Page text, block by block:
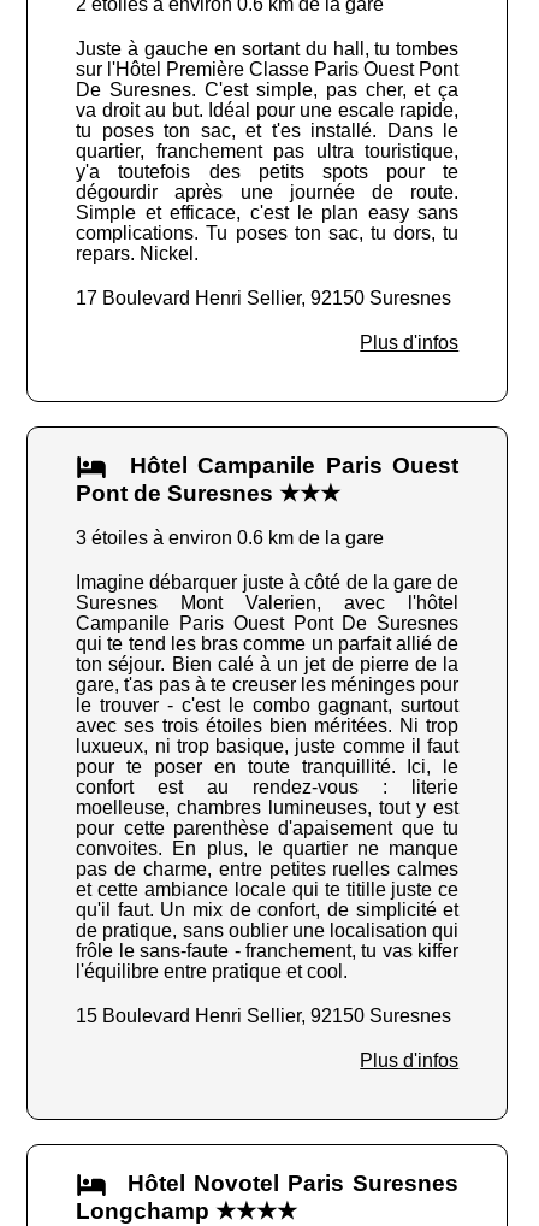
2 étoiles à environ 0.6 km de la gare
Juste à gauche en sortant du hall, tu tombes
sur l'Hôtel Première Classe Paris Ouest Pont
De Suresnes. C'est simple, pas cher, et ça
va droit au but. Idéal pour une escale rapide,
tu poses ton sac, et t'es installé. Dans le
quartier, franchement pas ultra touristique,
y'a toutefois des petits spots pour te
dégourdir après une journée de route.
Simple et efficace, c'est le plan easy sans
complications. Tu poses ton sac, tu dors, tu
repars. Nickel.
17 Boulevard Henri Sellier, 92150 Suresnes
Plus d'infos
Hôtel Campanile Paris Ouest
Pont de Suresnes ★★★
3 étoiles à environ 0.6 km de la gare
Imagine débarquer juste à côté de la gare de
Suresnes Mont Valerien, avec l'hôtel
Campanile Paris Ouest Pont De Suresnes
qui te tend les bras comme un parfait allié de
ton séjour. Bien calé à un jet de pierre de la
gare, t'as pas à te creuser les méninges pour
le trouver - c'est le combo gagnant, surtout
avec ses trois étoiles bien méritées. Ni trop
luxueux, ni trop basique, juste comme il faut
pour te poser en toute tranquillité. Ici, le
confort est au rendez-vous : literie
moelleuse, chambres lumineuses, tout y est
pour cette parenthèse d'apaisement que tu
convoites. En plus, le quartier ne manque
pas de charme, entre petites ruelles calmes
et cette ambiance locale qui te titille juste ce
qu'il faut. Un mix de confort, de simplicité et
de pratique, sans oublier une localisation qui
frôle le sans-faute - franchement, tu vas kiffer
l'équilibre entre pratique et cool.
15 Boulevard Henri Sellier, 92150 Suresnes
Plus d'infos
Hôtel Novotel Paris Suresnes
Longchamp ★★★★